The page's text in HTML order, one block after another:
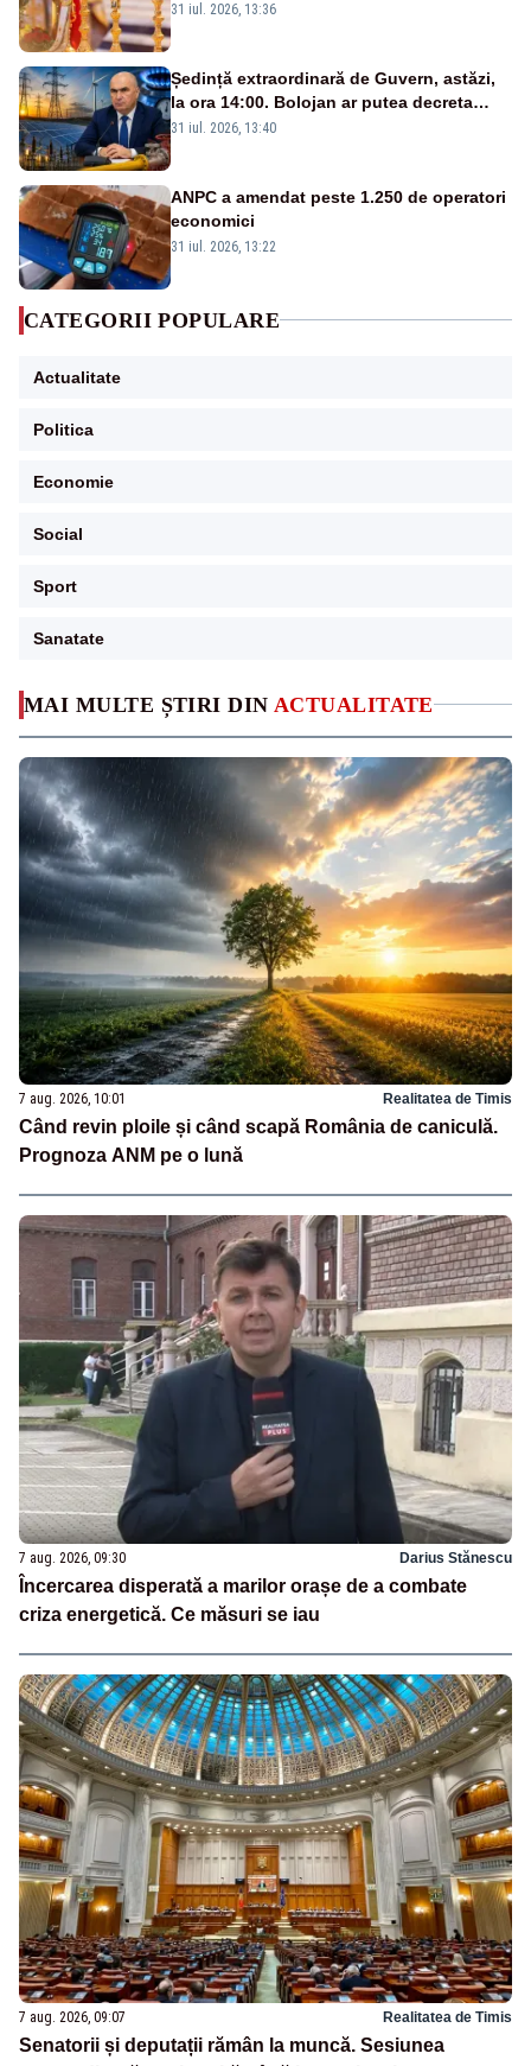
MAI MULTE ȘTIRI DIN ACTUALITATE
7 aug. 2026, 10:01 Realitatea de Timis
Când revin ploile și când scapă România de caniculă.
Prognoza ANM pe o lună
7 aug. 2026, 09:30 Darius Stănescu
Încercarea disperată a marilor orașe de a combate
criza energetică. Ce măsuri se iau
7 aug. 2026, 09:07 Realitatea de Timis
Senatorii și deputații rămân la muncă. Sesiunea
31 iul. 2026, 13:36
Ședință extraordinară de Guvern, astăzi,
la ora 14:00. Bolojan ar putea decreta
stare de urgență energetică
31 iul. 2026, 13:40
ANPC a amendat peste 1.250 de operatori
economici
31 iul. 2026, 13:22
CATEGORII POPULARE
Actualitate
Politica
Economie
Social
Sport
Sanatate